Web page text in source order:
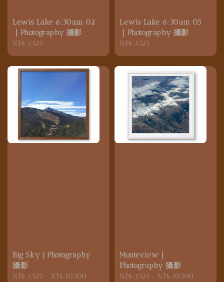
Lewis Lake 6:30am 02
｜Photography 攝影
Regular
NT$ 3,525
Lewis Lake 6:30am 05
｜Photography 攝影
Regular
NT$ 3,525
Big Sky | Photography
攝影
Regular
NT$ 3,525 NT$ 10,500
Monteview｜
Photography 攝影
Regular
NT$ 3,525 NT$ 10,500